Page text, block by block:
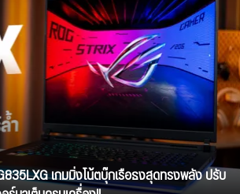
เกมมิ่งโน้ตบุ๊กเรือธงสุดทรงพลัง ปรับ